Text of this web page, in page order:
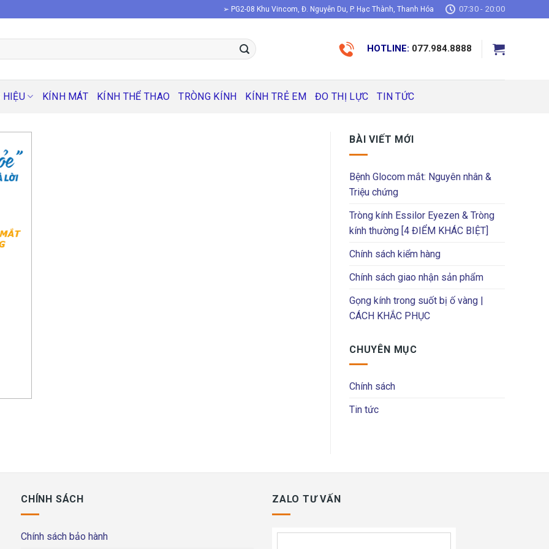
➢ PG2-08 Khu Vincom, Đ. Nguyễn Du, P. Hạc Thành, Thanh Hóa 07:30 - 20:00
HOTLINE: 077.984.8888
HIỆU KÍNH MÁT KÍNH THỂ THAO TRÒNG KÍNH KÍNH TRẺ EM ĐO THỊ LỰC TIN TỨC
BÀI VIẾT MỚI
Bệnh Glocom mắt: Nguyên nhân &
Triệu chứng
Tròng kính Essilor Eyezen & Tròng
kính thường [4 ĐIỂM KHÁC BIỆT]
Chính sách kiểm hàng
Chính sách giao nhận sản phẩm
Gọng kính trong suốt bị ố vàng |
CÁCH KHẮC PHỤC
CHUYÊN MỤC
Chính sách
Tin tức
CHÍNH SÁCH
Chính sách bảo hành
ZALO TƯ VẤN